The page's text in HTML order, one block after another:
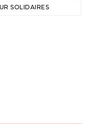
SOLIDAIRES